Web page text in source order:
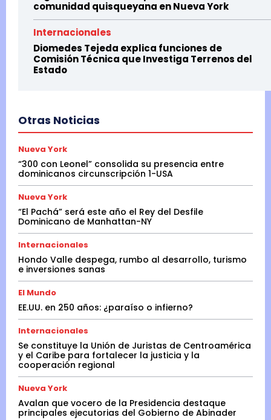
comunidad quisqueyana en Nueva York
Internacionales
Diomedes Tejeda explica funciones de
Comisión Técnica que Investiga Terrenos del
Estado
Otras Noticias
Nueva York
“300 con Leonel” consolida su presencia entre
dominicanos circunscripción 1-USA
Nueva York
“El Pachá” será este año el Rey del Desfile
Dominicano de Manhattan-NY
Internacionales
Hondo Valle despega, rumbo al desarrollo, turismo
e inversiones sanas
El Mundo
EE.UU. en 250 años: ¿paraíso o infierno?
Internacionales
Se constituye la Unión de Juristas de Centroamérica
y el Caribe para fortalecer la justicia y la
cooperación regional
Nueva York
Avalan que vocero de la Presidencia destaque
principales ejecutorias del Gobierno de Abinader